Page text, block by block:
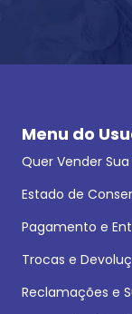
Menu do
Quer Vender
Estado de
Pagamento e
Trocas e
Reclamações e